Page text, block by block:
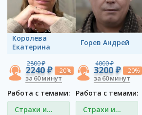
Королева
Екатерина
2800 ₽
2240 ₽ -20%
за 60 минут
Работа с темами:
Страхи и
Горев Андрей
4000 ₽
3200 ₽ -20%
за 60 минут
Работа с темами:
Страхи и